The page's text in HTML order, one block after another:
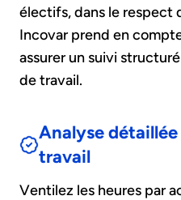
électifs, dans le respect
Incovar prend en
assurer un suivi
de travail.
Analyse
travail
Ventilez les heures par